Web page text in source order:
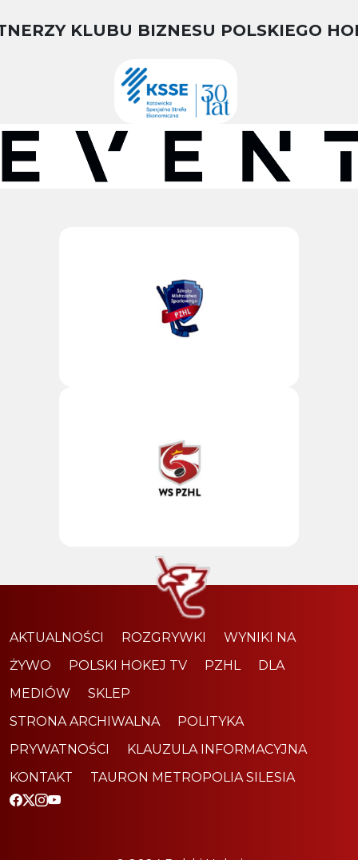
KLUBU BIZNESU POLSKIEGO
AKTUALNOŚCI ROZGRYWKI
WYNIKI NA
ŻYWO
POLSKI HOKEJ TV PZHL
DLA
MEDIÓW
SKLEP
STRONA ARCHIWALNA
POLITYKA
PRYWATNOŚCI
KLAUZULA INFORMACYJNA
KONTAKT
TAURON METROPOLIA SILESIA